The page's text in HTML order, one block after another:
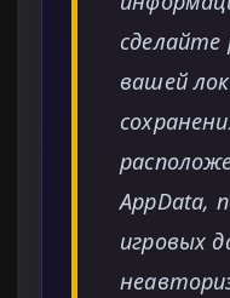
сделайте
вашей
AppData,
игровых